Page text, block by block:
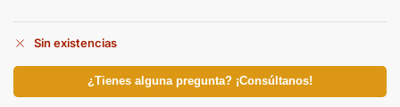
Sin existencias
¿Tienes alguna pregunta? ¡Consúltanos!